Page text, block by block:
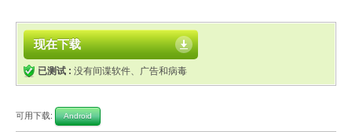
现在下载
已测试 : 没有间谍软件、广告和病毒
可用下载: Android